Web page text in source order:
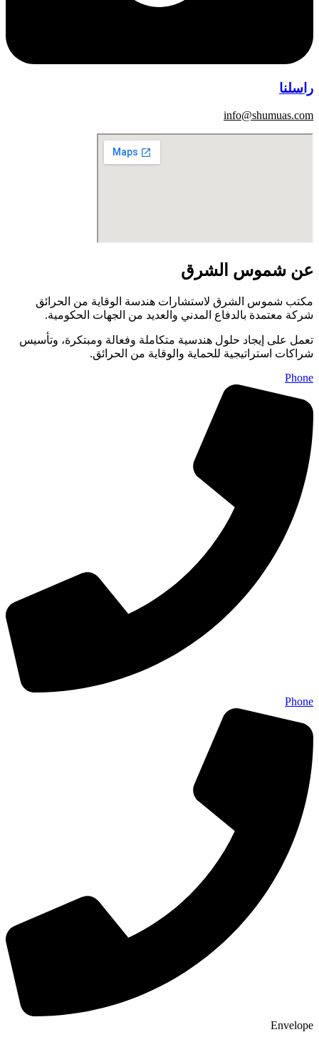
راسلنا
info@shumuas.com
عن شموس الشرق
مكتب شموس الشرق لاستشارات هندسة الوقاية من الحرائق
شركة معتمدة بالدفاع المدني والعديد من الجهات الحكومية.
تعمل على إيجاد حلول هندسية متكاملة وفعالة ومبتكرة، وتأسيس
شراكات استراتيجية للحماية والوقاية من الحرائق.
Phone
Phone
Envelope